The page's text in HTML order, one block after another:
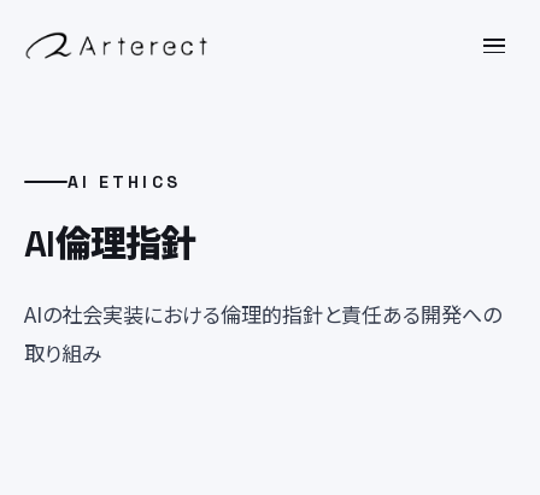
AI ETHICS
AI倫理指針
AIの社会実装における倫理的指針と責任ある開発への
取り組み